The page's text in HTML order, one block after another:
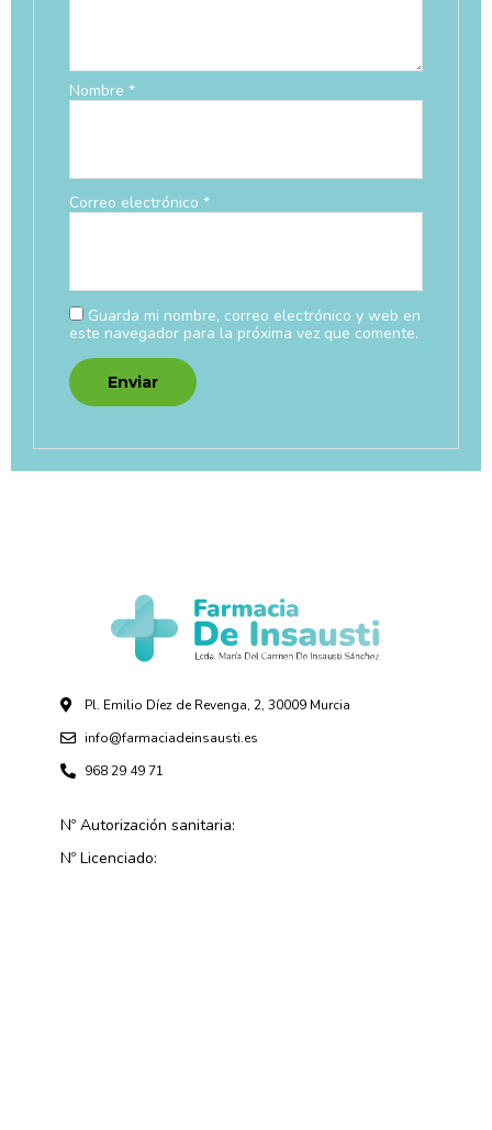
Nombre *
Correo electrónico *
Guarda mi nombre, correo electrónico y web en
este navegador para la próxima vez que comente.
Pl. Emilio Díez de Revenga, 2, 30009 Murcia
info@farmaciadeinsausti.es
968 29 49 71
Nº Autorización sanitaria:
Nº Licenciado: